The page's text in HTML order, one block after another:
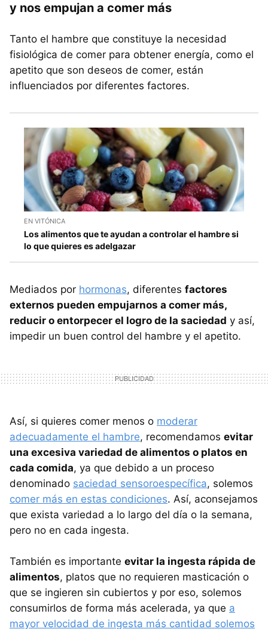
y nos empujan a comer más
Tanto el hambre que constituye la necesidad
fisiológica de comer para obtener energía, como el
apetito que son deseos de comer, están
influenciados por diferentes factores.
EN VITÓNICA
Los alimentos que te ayudan a controlar el hambre si
lo que quieres es adelgazar
Mediados por hormonas, diferentes factores
externos pueden empujarnos a comer más,
reducir o entorpecer el logro de la saciedad y así,
impedir un buen control del hambre y el apetito.
Así, si quieres comer menos o moderar
adecuadamente el hambre, recomendamos evitar
una excesiva variedad de alimentos o platos en
cada comida, ya que debido a un proceso
denominado saciedad sensoroespecífica, solemos
comer más en estas condiciones. Así, aconsejamos
que exista variedad a lo largo del día o la semana,
pero no en cada ingesta.
También es importante evitar la ingesta rápida de
alimentos, platos que no requieren masticación o
que se ingieren sin cubiertos y por eso, solemos
consumirlos de forma más acelerada, ya que a
mayor velocidad de ingesta más cantidad solemos